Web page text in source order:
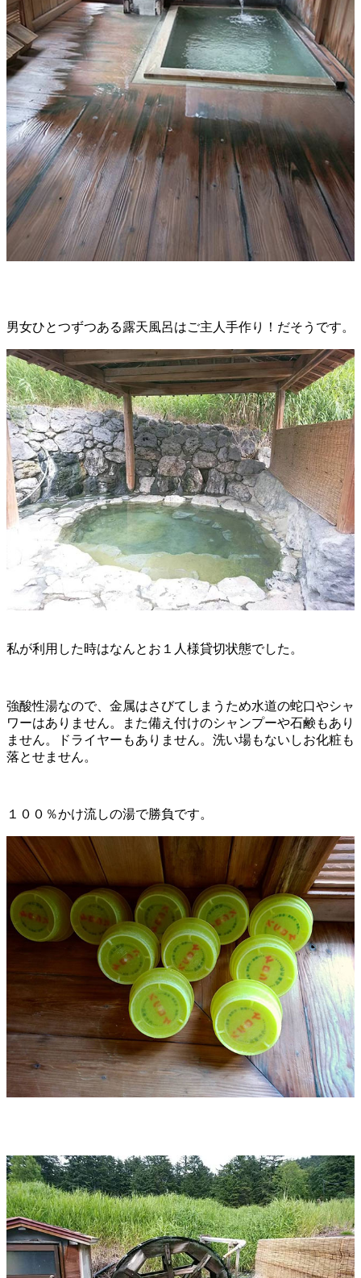
男女ひとつずつある露天風呂はご主人手作り！だそうです。
私が利用した時はなんとお１人様貸切状態でした。
強酸性湯なので、金属はさびてしまうため水道の蛇口やシャ
ワーはありません。また備え付けのシャンプーや石鹸もあり
ません。ドライヤーもありません。洗い場もないしお化粧も
落とせません。
１００％かけ流しの湯で勝負です。